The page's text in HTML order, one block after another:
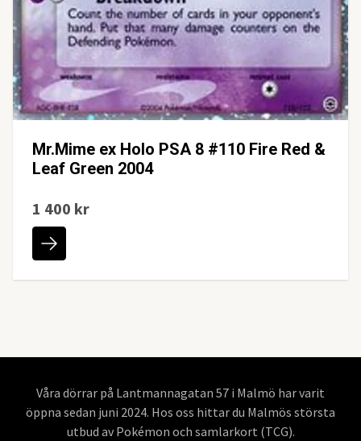
Mr.Mime ex Holo PSA 8 #110 Fire Red &
Leaf Green 2004
1 400 kr
Våra dörrar på Lantmannagatan 57 i Malmö har varit
öppna sedan juni 2024. Hos oss hittar du Malmös största
utbud av Pokémon och samlarkort (TCG).